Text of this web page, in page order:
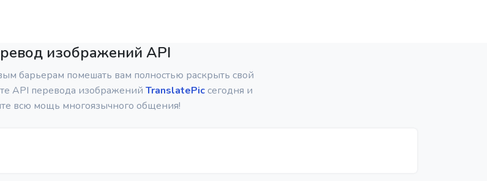
изображений API
барьерам помешать вам полностью раскрыть свой
API перевода изображений TranslatePicсегодня и
всю мощь многоязычного общения!